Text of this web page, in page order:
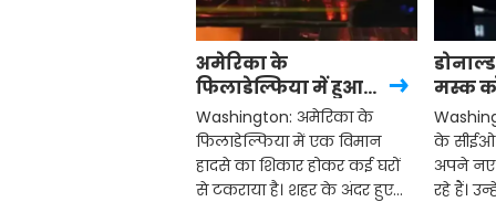
अमेरिका के
फिलाडेल्फिया में हुआ
प्लेन हादसा, घरों पर
गिरा विमान का मलबा,
आग का गोला
बना इलाका
Washington: अमेरिका के
फिलाडेल्फिया में एक विमान
हादसे का शिकार होकर कई घरों
से टकराया है। शहर के अंदर हुए
मस्क
बड़ी
जुटे
के सीईओ
अपने नए
रहे हैं।